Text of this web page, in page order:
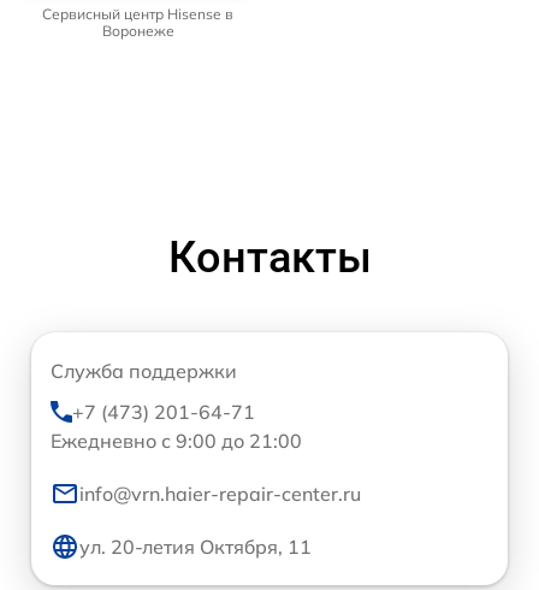
Сервисный центр Hisense в
Воронеже
Контакты
Служба поддержки
+7 (473) 201-64-71
Ежедневно с 9:00 до 21:00
info@vrn.haier-repair-center.ru
ул. 20-летия Октября, 11